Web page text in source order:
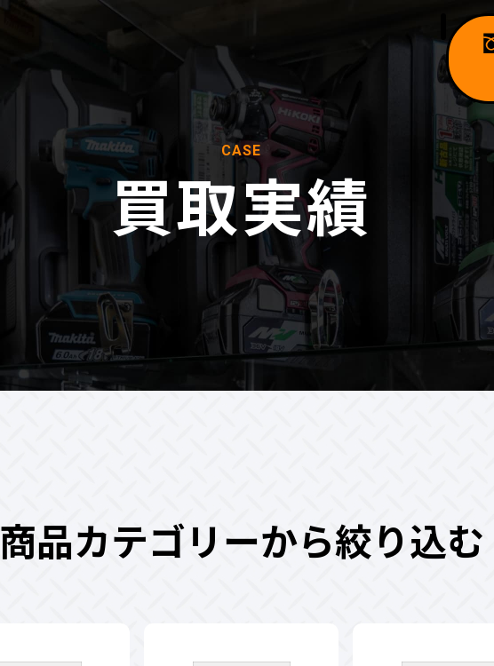
CASE
買取実績
商品カテゴリーから絞り込む